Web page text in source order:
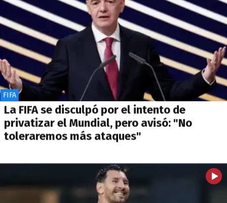
FIFA
La FIFA se disculpó por el intento de
privatizar el Mundial, pero avisó: "No
toleraremos más ataques"